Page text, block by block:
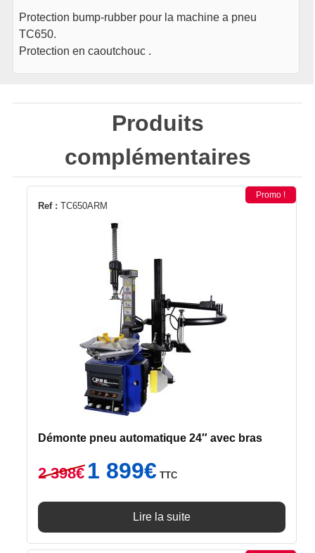
Protection bump-rubber pour la machine a pneu
TC650.
Protection en caoutchouc .
Produits
complémentaires
Ref : TC650ARM
Promo !
Démonte pneu automatique 24″ avec bras
2 398€
Le
prix
398€.
1 899€prix
est :
899€.
TTC
Lire la suite